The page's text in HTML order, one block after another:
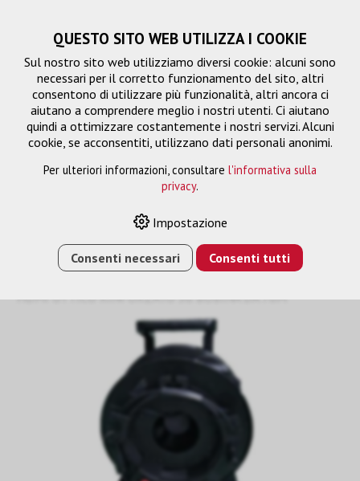
fibra di vetro HDMI-HDMI
› E-SHOP › GESTIONE DEL SEGNALE
CAVO DI
HDMI OTTICO RINFORZATO SU BOBINA DA 70M
QUESTO SITO WEB UTILIZZA I COOKIE
Sul nostro sito web utilizziamo diversi cookie: alcuni sono
necessari per il corretto funzionamento del sito, altri
consentono di utilizzare più funzionalità, altri ancora ci
aiutano a comprendere meglio i nostri utenti. Ci aiutano
quindi a ottimizzare costantemente i nostri servizi. Alcuni
cookie, se acconsentiti, utilizzano dati personali anonimi.
Per ulteriori informazioni, consultare l'informativa sulla
privacy.
Impostazione
Consenti necessari Consenti tutti